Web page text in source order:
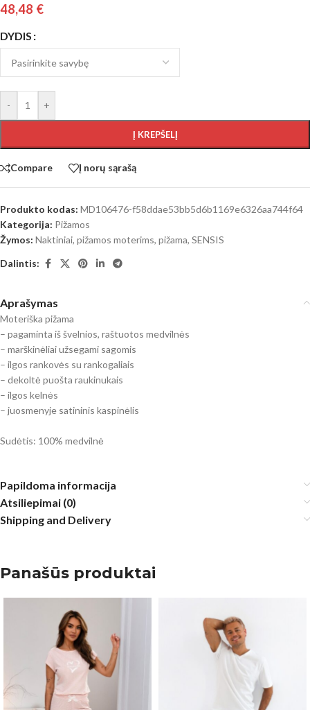
48,48 €
DYDIS
- +
Į KREPŠELĮ
Compare Į norų sąrašą
Produkto kodas: MD106476-f58ddae53bb5d6b1169e6326aa744f64
Kategorija: Pižamos
Žymos: Naktiniai, pižamos moterims, pižama, SENSIS
Dalintis:
Aprašymas
Moteriška pižama
– pagaminta iš švelnios, raštuotos medvilnės
– marškinėliai užsegami sagomis
– ilgos rankovės su rankogaliais
– dekoltė puošta raukinukais
– ilgos kelnės
– juosmenyje satininis kaspinėlis
Sudėtis: 100% medvilnė
Papildoma informacija
Atsiliepimai (0)
Shipping and Delivery
Panašūs produktai